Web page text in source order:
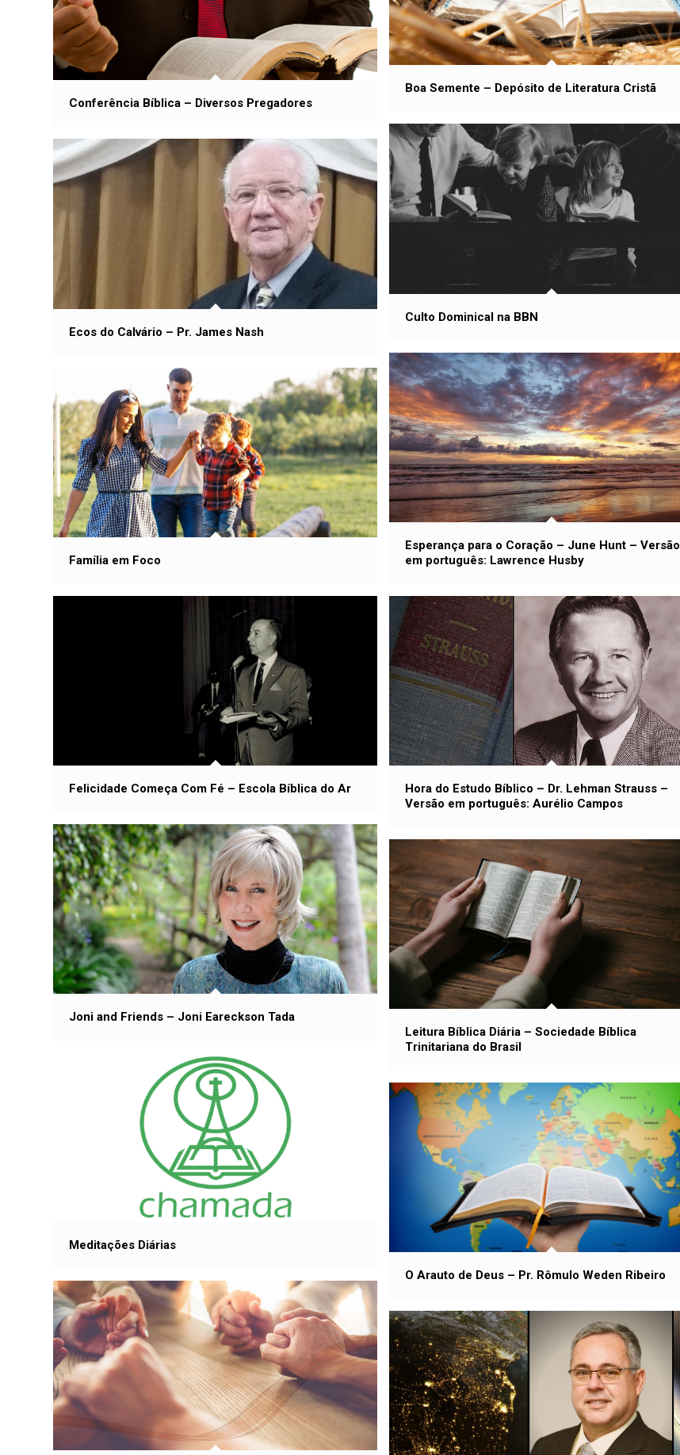
Boa Semente – Depósito de Literatura Cristã
Conferência Bíblica – Diversos Pregadores
Culto Dominical na BBN
Ecos do Calvário – Pr. James Nash
Esperança para o Coração – June Hunt – Versão
em português: Lawrence Husby
Família em Foco
Felicidade Começa Com Fé – Escola Bíblica do Ar
Hora do Estudo Bíblico – Dr. Lehman Strauss –
Versão em português: Aurélio Campos
Joni and Friends – Joni Eareckson Tada
Leitura Bíblica Diária – Sociedade Bíblica
Trinitariana do Brasil
Meditações Diárias
O Arauto de Deus – Pr. Rômulo Weden Ribeiro